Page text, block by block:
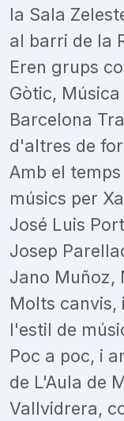
la Sala
al barri de la
Eren grups
Gòtic,
Barcelona
d'altres de
Amb el
músics per
José Luis
Josep
Jano Muñoz,
Molts canvis,
l'estil de
Poc a poc, i
de L'Aula de
Vallvidrera,